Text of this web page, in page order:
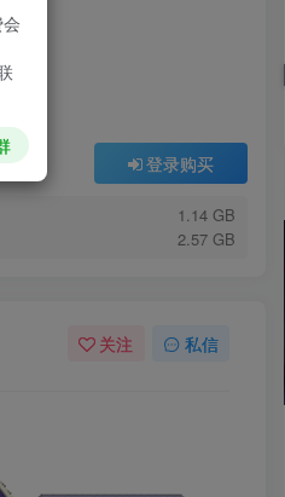
登录购买
1.14 GB
2.57 GB
关注 私信